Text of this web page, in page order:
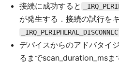
接続に成功すると
が発生する．接続の試行を
デバイスからのアドバタイ
るまでscan_duration_msま